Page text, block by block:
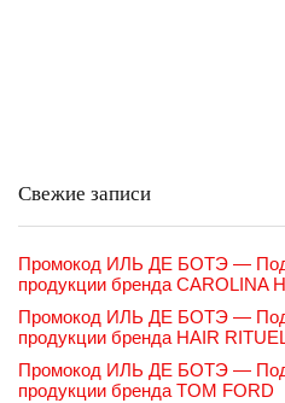
Свежие записи
Промокод ИЛЬ ДЕ БОТЭ —
продукции бренда CAROLINA
Промокод ИЛЬ ДЕ БОТЭ —
продукции бренда HAIR
Промокод ИЛЬ ДЕ БОТЭ —
продукции бренда TOM FORD